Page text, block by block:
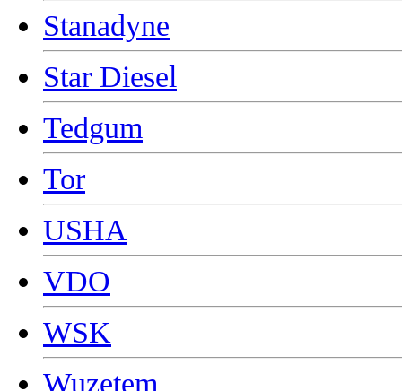
Stanadyne
Star Diesel
Tedgum
Tor
USHA
VDO
WSK
Wuzetem